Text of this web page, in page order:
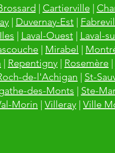
| Cartierville |
| Duvernay-Est |
| Laval-Ouest| Laval-
| Mirabel |
| Repentigny | Rosemère |
de-l'Achigan | St-
des-Monts | Ste-
Morin | Villeray | Ville